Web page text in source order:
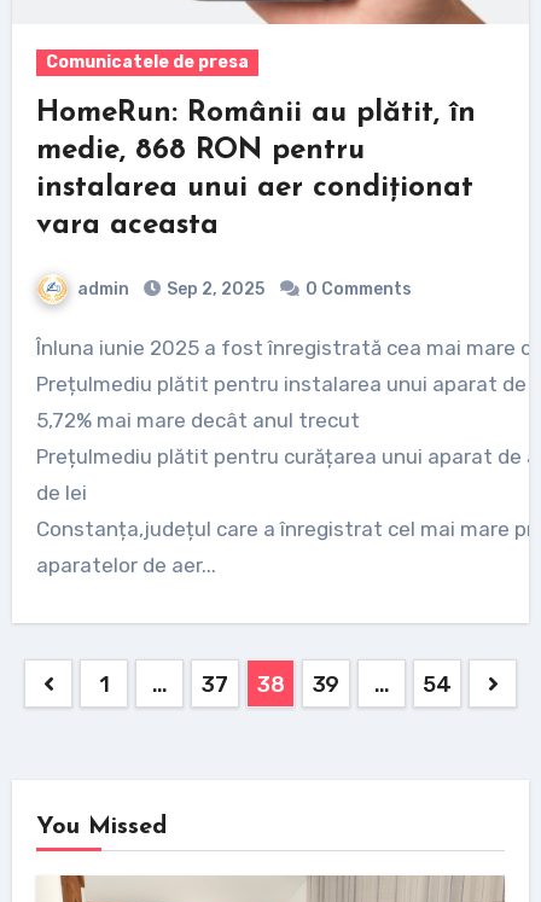
Comunicatele de presa
HomeRun: Românii au plătit, în
medie, 868 RON pentru
instalarea unui aer condiționat
vara aceasta
admin Sep 2, 2025 0 Comments
Înluna iunie 2025 a fost înregistrată cea mai mare cerere
Prețulmediu plătit pentru instalarea unui aparat de
5,72% mai mare decât anul trecut
Prețulmediu plătit pentru curățarea unui aparat de
de lei
Constanța,județul care a înregistrat cel mai mare
aparatelor de aer...
Posts1 … 37 38 39 … 54
You Missed